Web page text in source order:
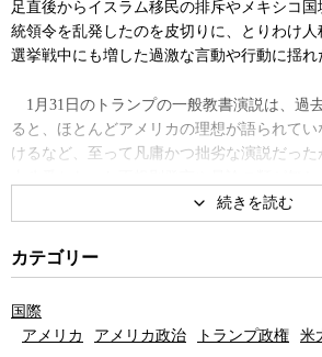
足直後からイスラム移民の排斥やメキシコ
統領令を乱発したのを皮切りに、とりわけ
選挙戦中にも増した過激な言動や行動に揺れ
1月31日のトランプの一般教書演説は、過
ると、ほとんどアメリカの理想が語られて
けるなど、至って凡庸かつ拙劣な演説だっ
から、「これまでにない出来映えだった」な
始末だ。
気がついてみればトランプ政権は最初の1
を始めるなど、かつての国際社会の秩序の守
と立場を180度変えてしまった。エルサレム
カテゴリー
国際
アメリカ
アメリカ政治 トランプ政権 米